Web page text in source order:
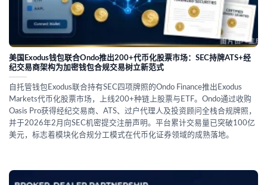
美国Exodus钱包联合Ondo推出200+代币化股票市场：SEC持牌ATS+经
纪交易商架构为加密钱包合规交易树立新范式
自托管钱包Exodus联合持有SEC四项牌照的Ondo Finance推出Exodus
Markets代币化股票市场，上线200+种链上股票与ETF。Ondo通过收购
Oasis Pro获得经纪交易商、ATS、过户代理人及投资顾问全栈合规牌照，
并于2026年2月向SEC机密提交注册声明。平台累计交易量已突破100亿
美元，标志着模块化合规分工模式在代币化证券领域的成熟落地。